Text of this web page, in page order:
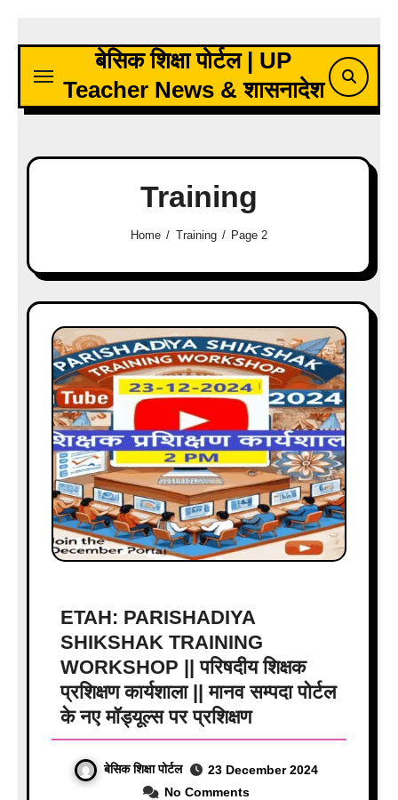
content
बेसिक शिक्षा पोर्टल | UP
Teacher News & शासनादेश
Training
Home Training Page 2
ETAH: PARISHADIYA
SHIKSHAK TRAINING
WORKSHOP || परिषदीय शिक्षक
प्रशिक्षण कार्यशाला || मानव सम्पदा पोर्टल
के नए मॉड्यूल्स पर प्रशिक्षण
बेसिक शिक्षा पोर्टल
23 December 2024
No Comments